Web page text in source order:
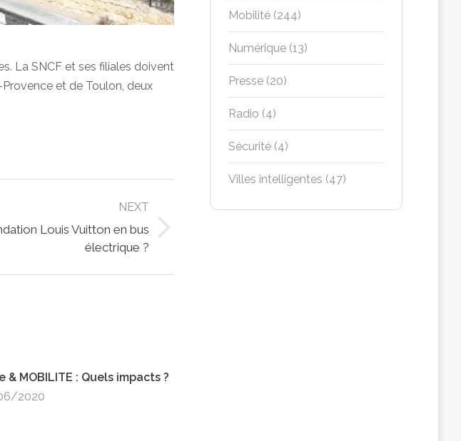
La SNCF et ses filiales doivent
et de Toulon, deux
NEXT
Louis Vuitton en bus
électrique ?
& MOBILITE : Quels impacts ?
2020
Mobilité (244)
Numérique (13)
Presse (20)
Radio (4)
Sécurité (4)
Villes intelligentes (47)